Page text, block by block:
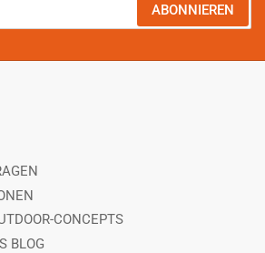
ABONNIEREN
CONCEPTS
BLOG